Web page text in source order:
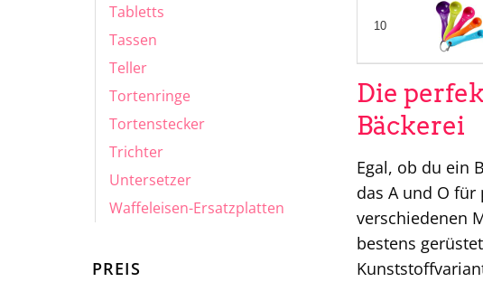
Tabletts
Tassen
Teller
Tortenringe
Tortenstecker
Trichter
Untersetzer
Waffeleisen-Ersatzplatten
PREIS
10
Die
Bäckerei
Egal, ob du ein
das A und O
verschiedenen
bestens